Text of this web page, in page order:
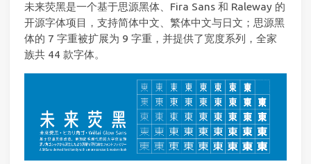
未来荧黑是一个基于思源黑体、Fira Sans 和 Raleway 的
开源字体项目，支持简体中文、繁体中文与日文；思源黑
体的 7 字重被扩展为 9 字重，并提供了宽度系列，全家
族共 44 款字体。